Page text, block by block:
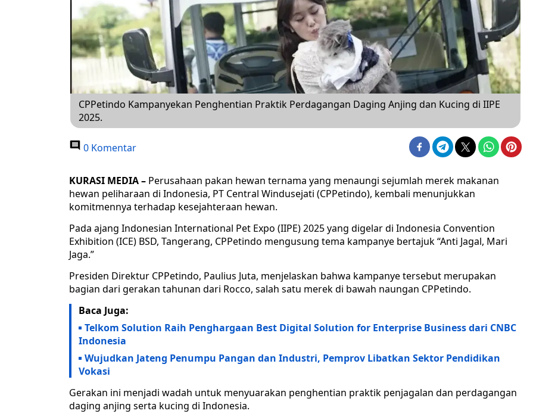
CPPetindo Kampanyekan Penghentian Praktik Perdagangan Daging Anjing dan Kucing di IIPE
2025.
0 Komentar
KURASI MEDIA – Perusahaan pakan hewan ternama yang menaungi sejumlah merek makanan
hewan peliharaan di Indonesia, PT Central Windusejati (CPPetindo), kembali menunjukkan
komitmennya terhadap kesejahteraan hewan.
Pada ajang Indonesian International Pet Expo (IIPE) 2025 yang digelar di Indonesia Convention
Exhibition (ICE) BSD, Tangerang, CPPetindo mengusung tema kampanye bertajuk “Anti Jagal, Mari
Jaga.”
Presiden Direktur CPPetindo, Paulius Juta, menjelaskan bahwa kampanye tersebut merupakan
bagian dari gerakan tahunan dari Rocco, salah satu merek di bawah naungan CPPetindo.
Baca Juga:
Telkom Solution Raih Penghargaan Best Digital Solution for Enterprise Business dari CNBC
Indonesia
Wujudkan Jateng Penumpu Pangan dan Industri, Pemprov Libatkan Sektor Pendidikan
Vokasi
Gerakan ini menjadi wadah untuk menyuarakan penghentian praktik penjagalan dan perdagangan
daging anjing serta kucing di Indonesia.